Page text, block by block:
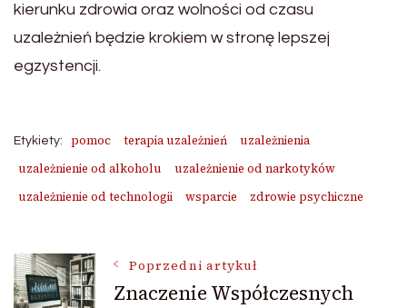
kierunku zdrowia oraz wolności od czasu
uzależnień będzie krokiem w stronę lepszej
egzystencji.
Etykiety: pomoc terapia uzależnień
uzależnienia
uzależnienie od alkoholu
uzależnienie od narkotyków
uzależnienie od technologii
wsparcie zdrowie psychiczne
NawigacjaPoprzedni artykuł
Znaczenie Współczesnych